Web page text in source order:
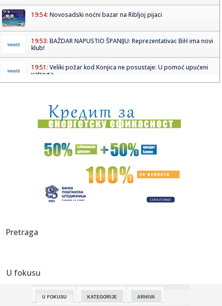
19:54: Novosadski noćni bazar na Ribljoj pijaci
19:53: BAŽDAR NAPUSTIO ŠPANIJU: Reprezentativac BiH ima novi
klub!
19:51: Veliki požar kod Konjica ne posustaje: U pomoć upućeni
vatroga...
19:51:Samed Baždar novi fudbaler Sent Trudena
19:51:Nisu obični pacovi: Ove životinje otkrivaju mine i pronalaze
Madona i Kajli Minog konačno snimile duet: Poslušajte
19:51:Dunav na rekordno niskom nivou: Brodovi zapeli, pojavili
Amerike "zar...
19:49:
19:49:
Šta od voća smijete unijeti u Hrvatsku iz BiH: Kazne mogu
Pretraga
U fokusu
U FOKUSU KATEGORIJE ARHIVA